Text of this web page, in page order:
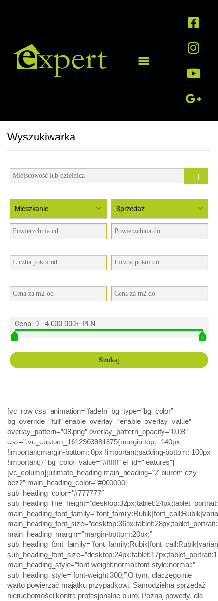
Wyszukiwarka
mapa
Mieszkanie Sprzedaż
Cena: 0 - 4 000 000+ PLN
[vc_row css_animation=”fadeIn” bg_type=”bg_color”
bg_override=”full” enable_overlay=”enable_overlay_value”
overlay_pattern=”08.png” overlay_pattern_opacity=”0.08″
css=”.vc_custom_1612963981875{margin-top: -140px
!important;margin-bottom: 0px !important;padding-bottom: 100px
!important;}” bg_color_value=”#ffffff” el_id=”features”]
[vc_column][ultimate_heading main_heading=”Z biurem czy
bez?” main_heading_color=”#000000″
sub_heading_color=”#777777″
main_heading_margin=”margin-bottom:20px;”
main_heading_style=”font-weight:normal;font-style:normal;”
sub_heading_style=”font-weight:300;”]O tym, dlaczego nie
warto powierzać majątku przypadkowi. Samodzielna sprzedaż
nieruchomości kontra profesjonalne biuro. Poznaj powody, dla